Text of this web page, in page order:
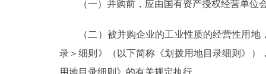
（一）并购前，应由国有资产授权经营单位
（二）被并购企业的工业性质的经营性用地
录＞细则》（以下简称《划拨用地目录细则》
用地目录细则》的有关规定执行。